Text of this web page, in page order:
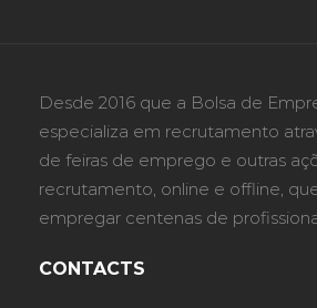
Desde 2016 que a Bolsa de
especializa em recrutamento
de feiras de emprego e outras
recrutamento, online e offline,
empregar centenas de
CONTACTS